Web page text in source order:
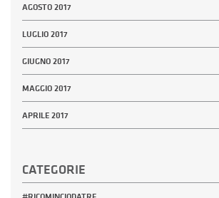
AGOSTO 2017
LUGLIO 2017
GIUGNO 2017
MAGGIO 2017
APRILE 2017
CATEGORIE